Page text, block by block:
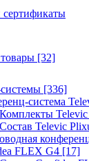
[32]
[336]
система
Комплекты
Состав Televic
FLEX G4 [17]